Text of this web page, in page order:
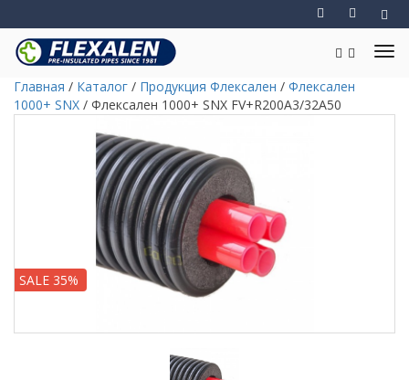
Главная / Каталог / Продукция Флексален / Флексален
1000+ SNX / Флексален 1000+ SNX FV+R200A3/32A50
SALE 35%